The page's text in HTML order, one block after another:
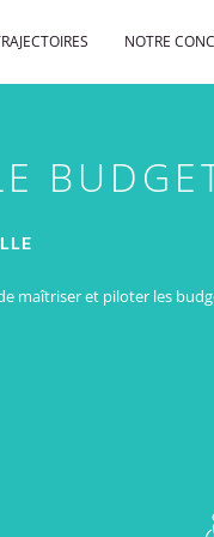
NOTRE
maîtriser et piloter les